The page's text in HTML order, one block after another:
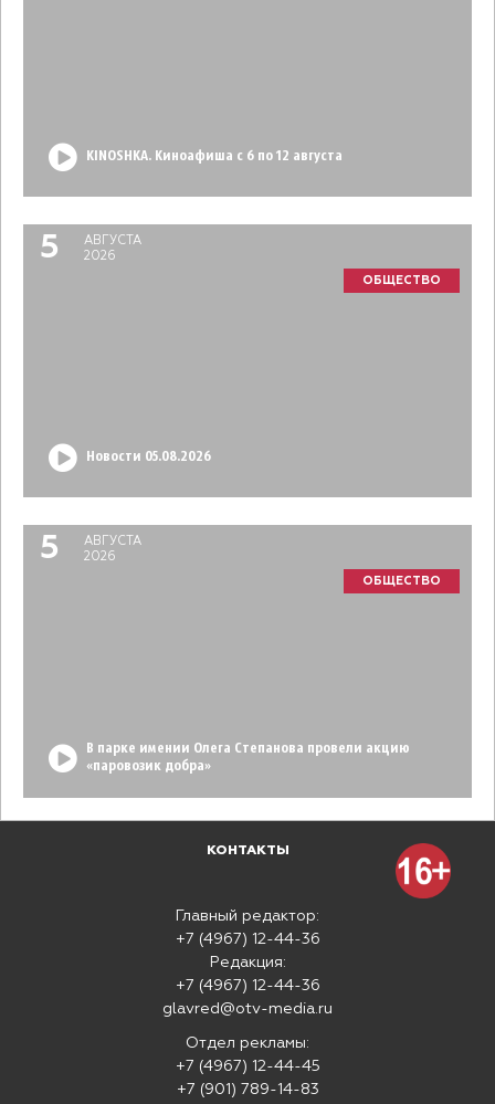
KINOSHKA. Киноафиша с 6 по 12 августа
5
АВГУСТА
2026
ОБЩЕСТВО
Новости 05.08.2026
5
АВГУСТА
2026
ОБЩЕСТВО
В парке имении Олега Степанова провели акцию
«паровозик добра»
КОНТАКТЫ
Главный редактор:
+7 (4967) 12-44-36
Редакция:
+7 (4967) 12-44-36
glavred@otv-media.ru
Отдел рекламы:
+7 (4967) 12-44-45
+7 (901) 789-14-83